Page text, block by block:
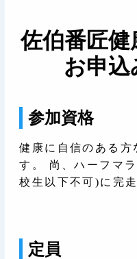
佐伯番匠
お申込
参加資格
健康に自信のある方
す。 尚、ハーフマ
校生以下不可)に完
定員